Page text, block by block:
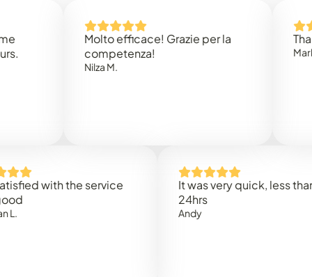
Molto efficace! Grazie per la
competenza!
Thank
with the service
It was very quick, less than